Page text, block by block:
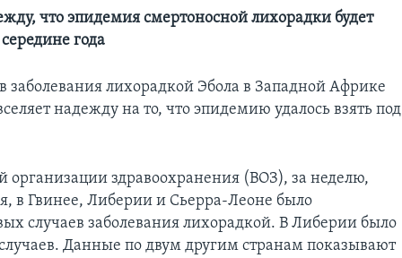
что эпидемия смертоносной лихорадки будет
года
заболевания лихорадкой Эбола в Западной Африке
надежду на то, что эпидемию удалось взять под
здравоохранения (ВОЗ), за неделю,
в Гвинее, Либерии и Сьерра-Леоне было
случаев заболевания лихорадкой. В Либерии было
Данные по двум другим странам показывают